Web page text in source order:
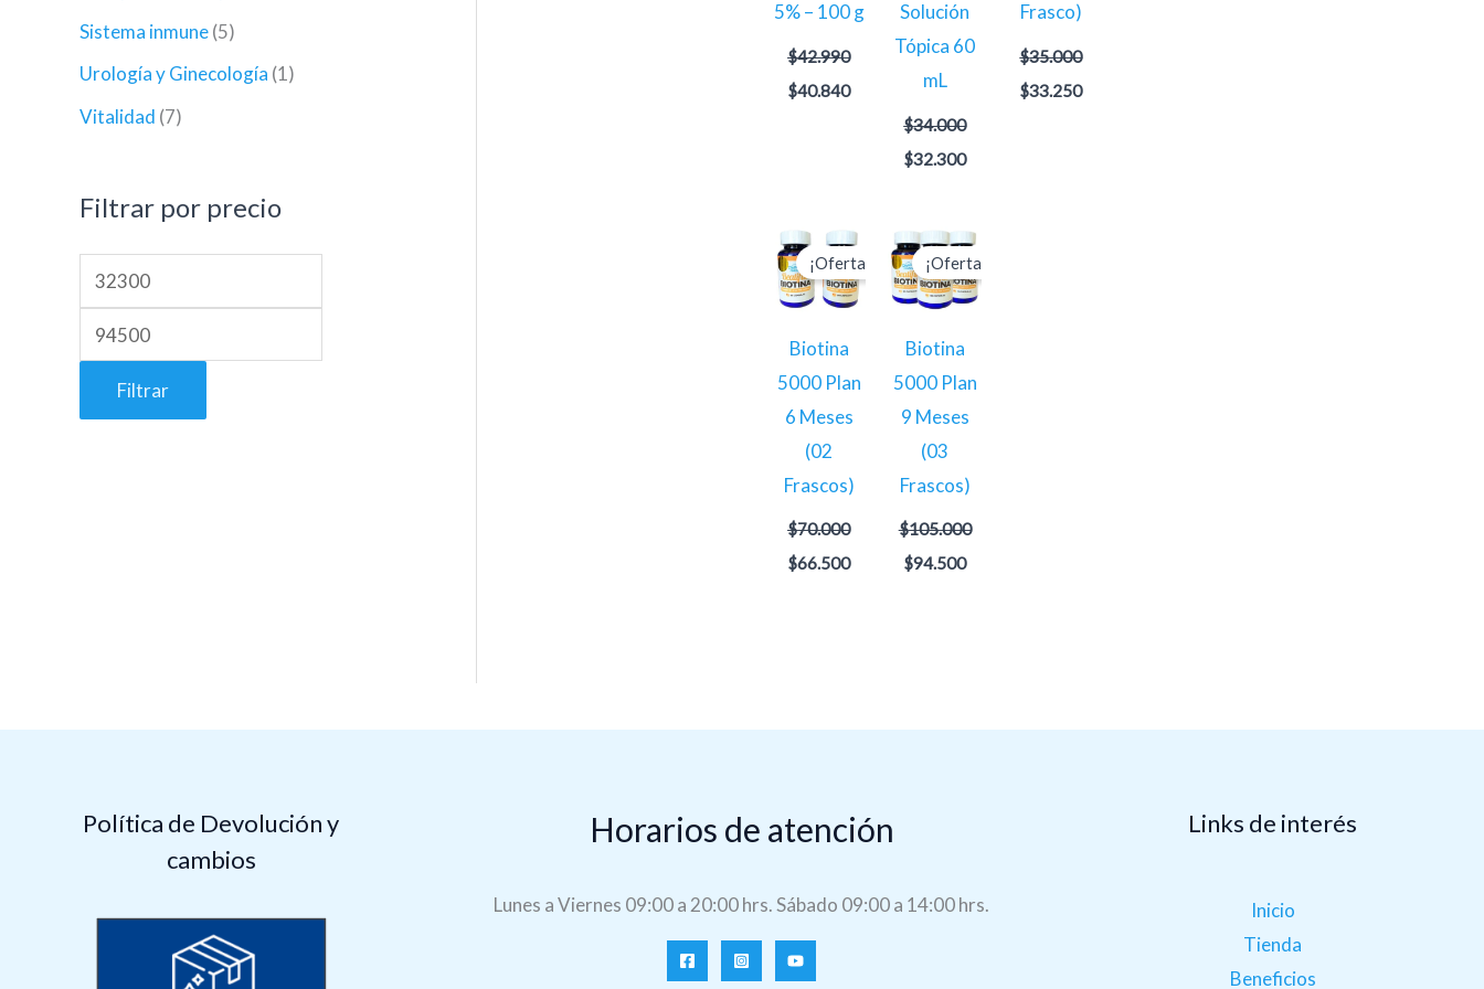
Sistema inmune(5)
Urología y Ginecología (1)
Vitalidad (7)
Filtrar por precio
Filtrar
5% – 100 g
$42.990
$40.840
Solución
Tópica 60
mL
$34.000
$32.300
Frasco)
$35.000
$33.250
¡Oferta!
Biotina
5000 Plan
6 Meses
(02
Frascos)
$70.000
El
precio
original
era:
$70.000.
$66.500
El
precio
actual
es:
$66.500.
¡Oferta!
Biotina
5000 Plan
9 Meses
(03
Frascos)
$105.000
El
precio
original
era:
$105.000.
$94.500
El
precio
actual
es:
Política de Devolución y
cambios
Horarios de atención
Lunes a Viernes 09:00 a 20:00 hrs. Sábado 09:00 a 14:00 hrs.
Links de interés
Inicio
Tienda
Beneficios